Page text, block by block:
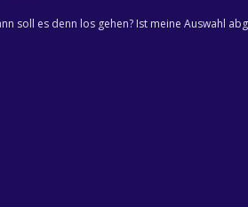
soll es denn los gehen? Ist meine Auswahl